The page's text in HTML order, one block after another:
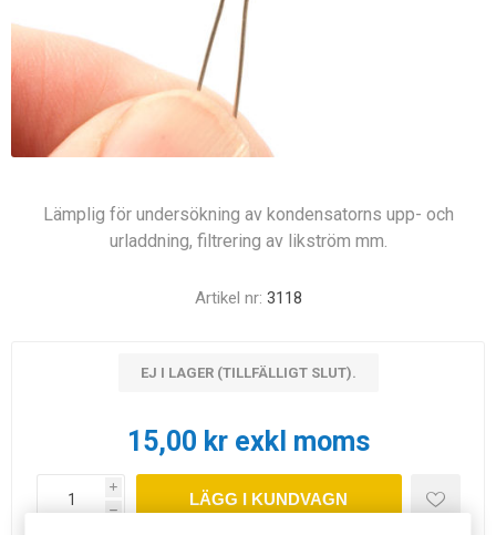
Lämplig för undersökning av kondensatorns upp- och
urladdning, filtrering av likström mm.
Artikel nr: 3118
EJ I LAGER (TILLFÄLLIGT SLUT).
15,00 kr exkl moms
i
h
LÄGG I KUNDVAGN